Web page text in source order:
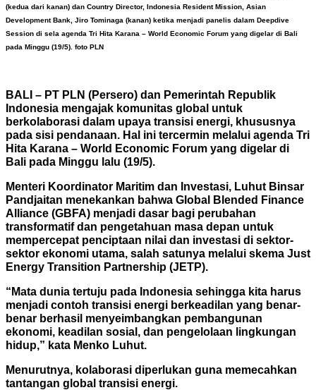
(kedua dari kanan) dan Country Director, Indonesia Resident Mission, Asian
Development Bank, Jiro Tominaga (kanan) ketika menjadi panelis dalam Deepdive
Session di sela agenda Tri Hita Karana – World Economic Forum yang digelar di Bali
pada Minggu (19/5). foto PLN
BALI – PT PLN (Persero) dan Pemerintah Republik
Indonesia mengajak komunitas global untuk
berkolaborasi dalam upaya transisi energi, khususnya
pada sisi pendanaan. Hal ini tercermin melalui agenda Tri
Hita Karana – World Economic Forum yang digelar di
Bali pada Minggu lalu (19/5).
Menteri Koordinator Maritim dan Investasi, Luhut Binsar
Pandjaitan menekankan bahwa Global Blended Finance
Alliance (GBFA) menjadi dasar bagi perubahan
transformatif dan pengetahuan masa depan untuk
mempercepat penciptaan nilai dan investasi di sektor-
sektor ekonomi utama, salah satunya melalui skema Just
Energy Transition Partnership (JETP).
“Mata dunia tertuju pada Indonesia sehingga kita harus
menjadi contoh transisi energi berkeadilan yang benar-
benar berhasil menyeimbangkan pembangunan
ekonomi, keadilan sosial, dan pengelolaan lingkungan
hidup,” kata Menko Luhut.
Menurutnya, kolaborasi diperlukan guna memecahkan
tantangan global transisi energi.